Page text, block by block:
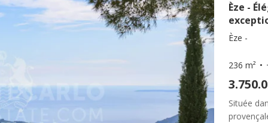
Èze -
Èze -
236 m²
Située